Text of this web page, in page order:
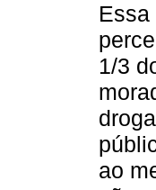
1/3
ao